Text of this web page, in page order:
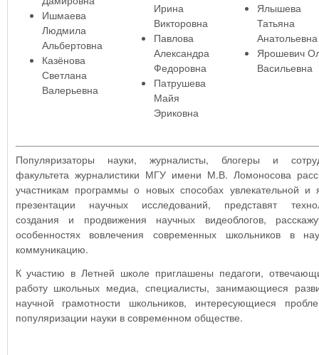
Ишмаева
Людмила
Альбертовна
Казёнова
Светлана
Валерьевна
Ирина
Викторовна
Павлова
Александра
Федоровна
Патрушева
Майя
Эриковна
Ялышева
Татьяна
Анатольевна
Ярошевич
Васильевна
Популяризаторы науки, журналисты, блогеры и
факультета журналистики МГУ имени М.В. Ломоносова
участникам программы о новых способах увлекательной и
презентации научных исследований, представят
создания и продвижения научных видеоблогов,
особенностях вовлечения современных школьников в
коммуникацию.
К участию в Летней школе приглашены педагоги,
работу школьных медиа, специалисты, занимающиеся
научной грамотности школьников, интересующиеся
популяризации науки в современном обществе.